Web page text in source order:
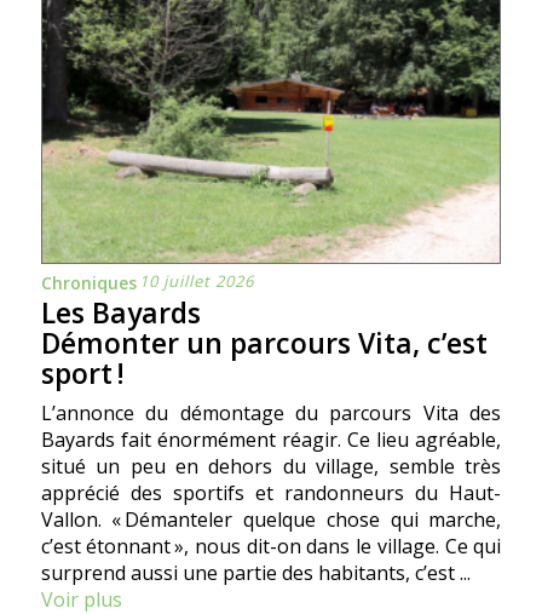
Chroniques 10 juillet 2026
Les Bayards
Démonter un parcours Vita, c’est
sport !
L’annonce du démontage du parcours Vita des
Bayards fait énormément réagir. Ce lieu agréable,
situé un peu en dehors du village, semble très
apprécié des sportifs et randonneurs du Haut-
Vallon. « Démanteler quelque chose qui marche,
c’est étonnant », nous dit-on dans le village. Ce qui
surprend aussi une partie des habitants, c’est ...
Voir plus